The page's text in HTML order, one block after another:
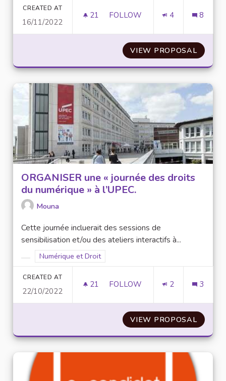
CREATED AT
16/11/2022
21 21 FOLLOWERS
FOLLOW 4 8
VIEW PROPOSAL
ORGANISER une « journée des droits
du numérique » à l’UPEC.
Mouna
Cette journée incluerait des sessions de
sensibilisation et/ou des ateliers interactifs à...
Filter results for category:
Filter results for scope: Numérique et Droit
Numérique et Droit
CREATED AT
22/10/2022
21 21 FOLLOWERS
FOLLOW 2 3
VIEW PROPOSAL